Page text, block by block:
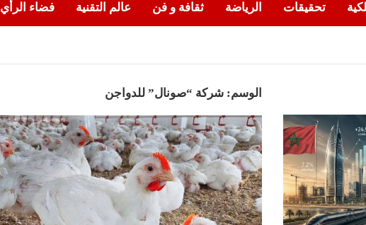
تحقيقات الرياضة ثقافة و فن عالم التقنية فضاء الرأي
الوسم: شركة “صونال” للدواجن